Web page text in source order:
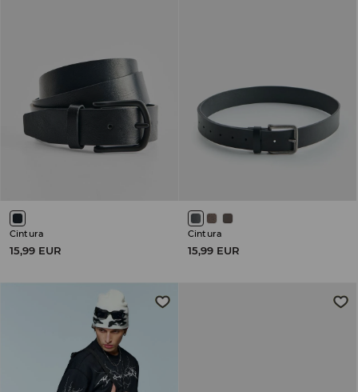
Cintura
15,99 EUR
Cintura
15,99 EUR